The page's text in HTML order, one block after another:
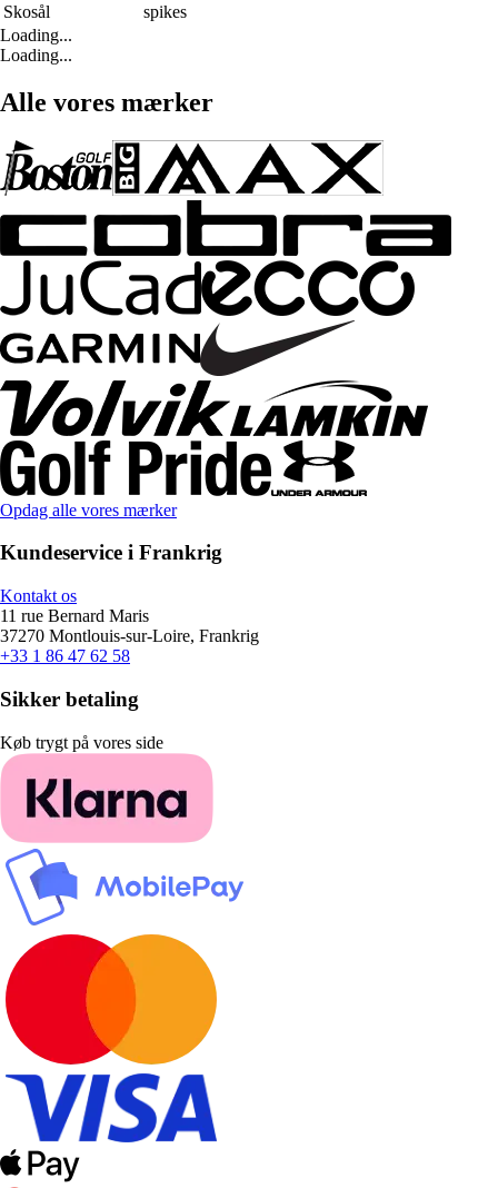
Skosål
spikes
Loading...
Loading...
Alle vores mærker
Opdag alle vores mærker
Kundeservice i Frankrig
Kontakt os
11 rue Bernard Maris
37270 Montlouis-sur-Loire, Frankrig
+33 1 86 47 62 58
Sikker betaling
Køb trygt på vores side